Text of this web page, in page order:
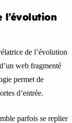
de l’évolution
web fragmenté
permet de
d’entrée.
parfois se replier